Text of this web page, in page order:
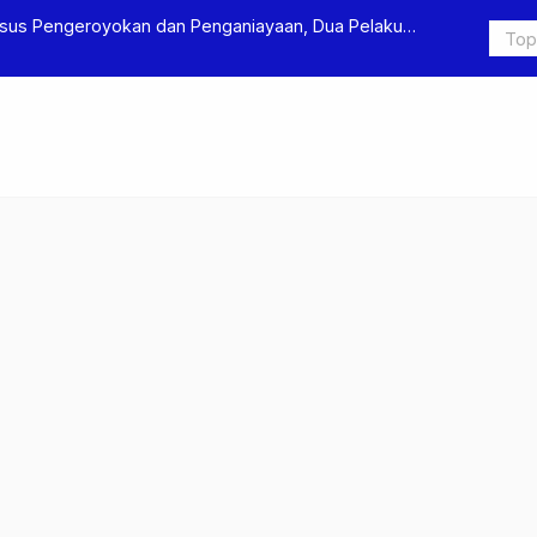
dan Penganiayaan, Dua Pelaku
Terkait
Ditjen